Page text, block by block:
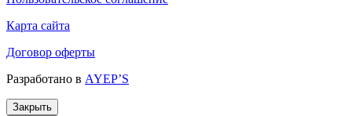
Карта сайта
Договор оферты
Разработано в AYEP’S
Закрыть